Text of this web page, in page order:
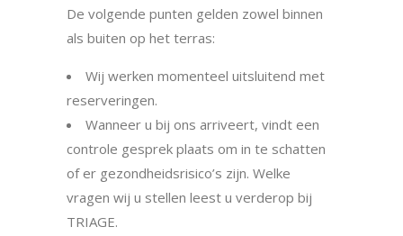
De volgende punten gelden zowel binnen
als buiten op het terras:
Wij werken momenteel uitsluitend met
reserveringen.
Wanneer u bij ons arriveert, vindt een
controle gesprek plaats om in te schatten
of er gezondheidsrisico’s zijn. Welke
vragen wij u stellen leest u verderop bij
TRIAGE.